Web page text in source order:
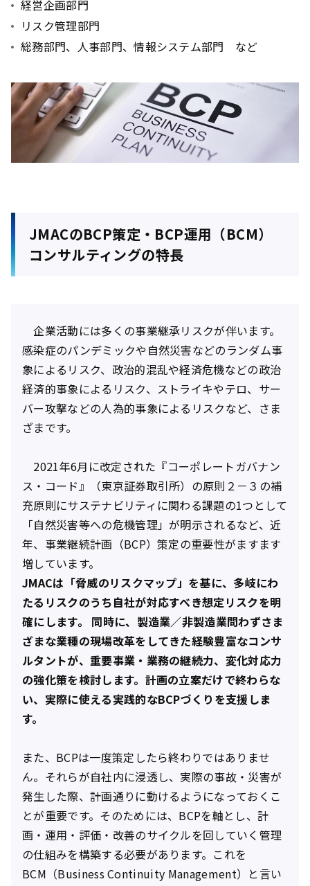
経営企画部門
リスク管理部門
総務部門、人事部門、情報システム部門 など
JMACのBCP策定・BCP運用（BCM）
コンサルティングの特長
企業活動には多くの事業継承リスクが伴います。
感染症のパンデミックや自然災害などのランダム事
象によるリスク、政治的混乱や経済危機などの政治
経済的事象によるリスク、ストライキやテロ、サー
バー攻撃などの人為的事象によるリスクなど、さま
ざまです。
2021年6月に改定された『コーポレートガバナン
ス・コード』（東京証券取引所）の原則２－３の補
充原則にサステナビリティに関わる課題の1つとして
「自然災害等への危機管理」が明示されるなど、近
年、事業継続計画（BCP）策定の重要性がますます
増しています。
JMACは「脅威のリスクマップ」を基に、多岐にわ
たるリスクのうち自社が対応すべき想定リスクを明
確にします。 同時に、製造業／非製造業問わずさま
ざまな業種の現場改革をしてきた経験豊富なコンサ
ルタントが、重要事業・業務の継続力、変化対応力
の強化策を検討します。計画の立案だけで終わらな
い、実際に使える実践的なBCPづくりを支援しま
す。
また、BCPは一度策定したら終わりではありませ
ん。それらが自社内に浸透し、実際の事故・災害が
発生した際、計画通りに動けるようになっておくこ
とが重要です。そのためには、BCPを軸とし、計
画・運用・評価・改善のサイクルを回していく管理
の仕組みを構築する必要があります。これを
BCM（Business Continuity Management）と言い